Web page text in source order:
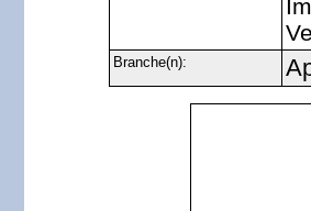
Branche(n):